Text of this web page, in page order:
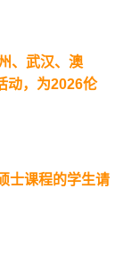
、武汉、澳
动，为2026伦
士课程的学生请